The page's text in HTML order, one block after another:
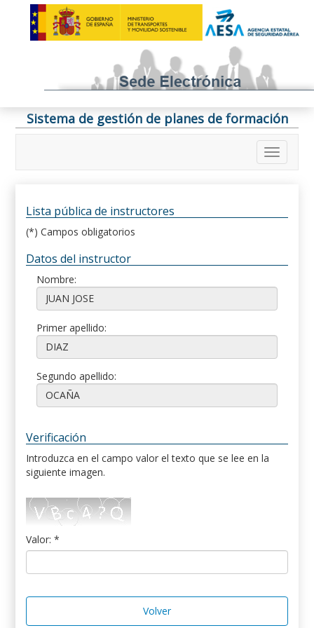
Sistema de gestión de planes de formación
Lista pública de instructores
(*) Campos obligatorios
Datos del instructor
Nombre:
Primer apellido:
Segundo apellido:
Verificación
Introduzca en el campo valor el texto que se lee en la
siguiente imagen.
Valor: *
Volver